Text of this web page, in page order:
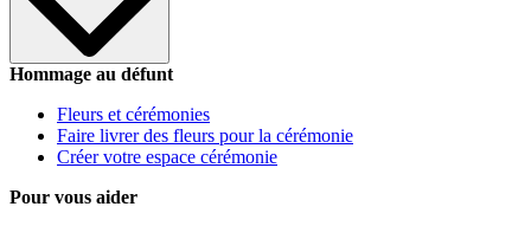
Hommage au défunt
Fleurs et cérémonies
Faire livrer des fleurs pour la cérémonie
Créer votre espace cérémonie
Pour vous aider